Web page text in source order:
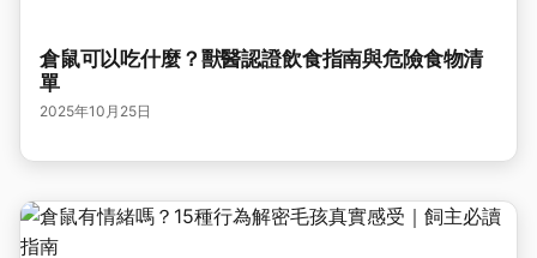
倉鼠可以吃什麼？獸醫認證飲食指南與危險食物清
單
2025年10月25日